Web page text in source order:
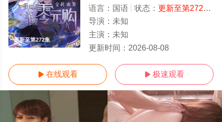
更新至第272集
语言： 国语 状态： 更新至第272集
导演： 未知
主演： 未知
更新时间： 2026-08-08
 在线观看  极速观看